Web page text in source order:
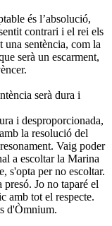
és l’absolució,
contrari i el rei els
una sentència, com la
serà un escarment,
serà dura i
i desproporcionada,
la resolució del
Vaig poder
a escoltar la Marina
s'opta per no escoltar.
Jo no taparé el
amb tot el respecte.
d'Òmnium.